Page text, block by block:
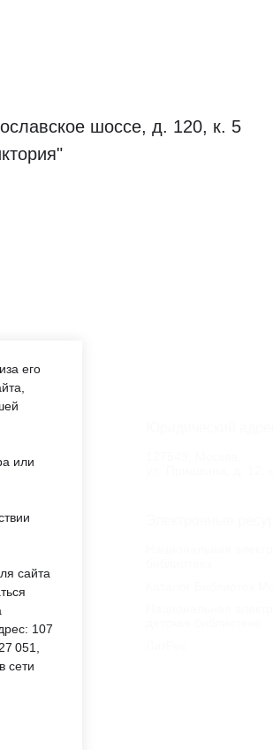
шоссе, д. 120, к. 5
его
или
сайта
107
051,
сети